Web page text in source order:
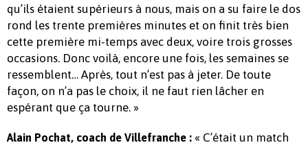
qu’ils étaient supérieurs à nous, mais on a su faire le dos
rond les trente premières minutes et on finit très bien
cette première mi-temps avec deux, voire trois grosses
occasions. Donc voilà, encore une fois, les semaines se
ressemblent… Après, tout n’est pas à jeter. De toute
façon, on n’a pas le choix, il ne faut rien lâcher en
espérant que ça tourne. »
Alain Pochat, coach de Villefranche : « C’était un match